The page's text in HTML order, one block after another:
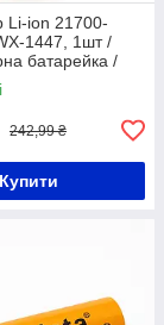
Li-ion 21700-
1447, 1шт /
батарейка /
іонний
242,99 ₴
Купити